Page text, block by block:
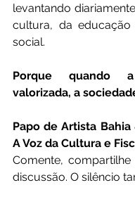
levantando
cultura, da
social.
Porque quando
valorizada, a
Papo de Artista Bahia
A Voz da Cultura e
Comente, compartilhe
discussão. O silêncio